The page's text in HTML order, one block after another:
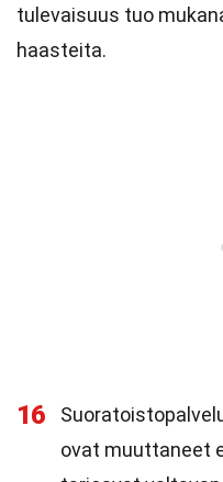
tulevaisuus tuo
haasteita.
16
ovat muuttaneet